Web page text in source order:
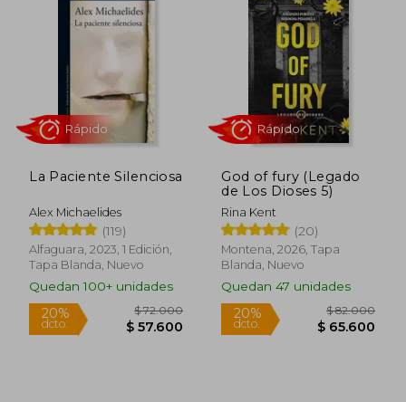
30%
dcto.
$ 75.000
$ 52.500
20%
dcto.
La Paciente Silenciosa
Alex Michaelides
(119)
Alfaguara, 2023, 1 Edición,
Tapa Blanda, Nuevo
Quedan 100+ unidades
God of fury (Legado
de Los Dioses 5)
Rina Kent
(20)
Montena, 2026, Tapa
Blanda, Nuevo
Quedan 47 unidades